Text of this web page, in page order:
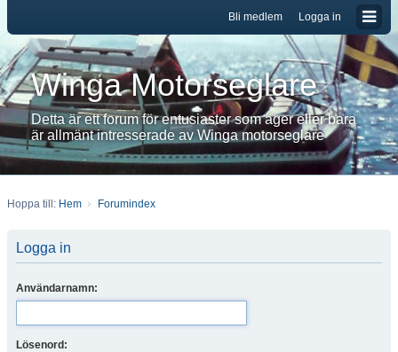
Logga in
Bli medlem
Winga Motorseglare
Detta är ett forum för entusiaster som äger eller bara
är allmänt intresserade av Winga motorseglare
Hoppa till: Hem Forumindex
Logga in
Användarnamn:
Lösenord: